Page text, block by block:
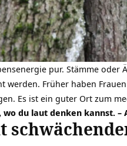
pur. Stämme
werden. Früher haben
Es ist ein guter Ort zum
du laut denken kannst. –